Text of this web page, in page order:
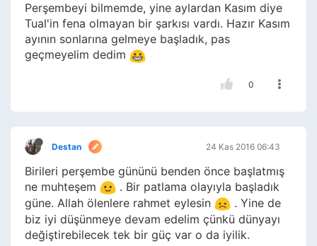
Perşembeyi bilmemde, yine aylardan Kasım diye
Tual'in fena olmayan bir şarkısı vardı. Hazır Kasım
ayının sonlarına gelmeye başladık, pas
geçmeyelim dedim
0
Destan 24 Kas 2016 06:43
Birileri perşembe gününü benden önce başlatmış
ne muhteşem
. Bir patlama olayıyla başladık
güne. Allah ölenlere rahmet eylesin
. Yine de
biz iyi düşünmeye devam edelim çünkü dünyayı
değiştirebilecek tek bir güç var o da iyilik.